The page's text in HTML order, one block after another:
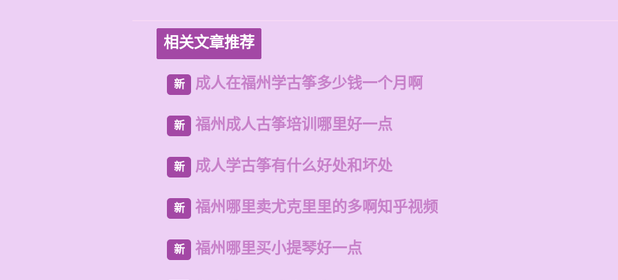
相关文章推荐
新 成人在福州学古筝多少钱一个月啊
新 福州成人古筝培训哪里好一点
新 成人学古筝有什么好处和坏处
新 福州哪里卖尤克里里的多啊知乎视频
新 福州哪里买小提琴好一点